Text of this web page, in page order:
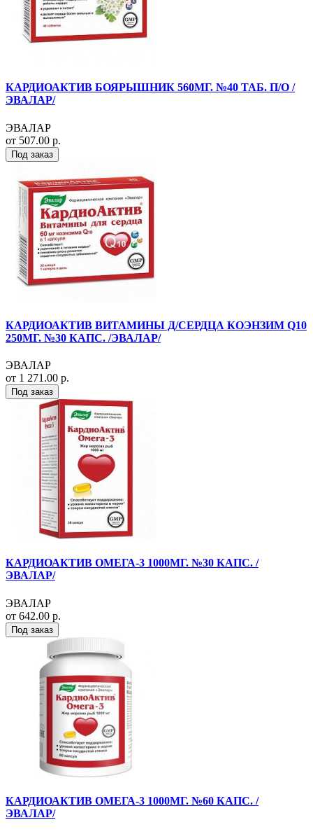
КАРДИОАКТИВ БОЯРЫШНИК 560МГ. №40 ТАБ. П/О /
ЭВАЛАР/
ЭВАЛАР
от 507.00 р.
Под заказ
КАРДИОАКТИВ ВИТАМИНЫ Д/СЕРДЦА КОЭНЗИМ Q10
250МГ. №30 КАПС. /ЭВАЛАР/
ЭВАЛАР
от 1 271.00 р.
Под заказ
КАРДИОАКТИВ ОМЕГА-3 1000МГ. №30 КАПС. /
ЭВАЛАР/
ЭВАЛАР
от 642.00 р.
Под заказ
КАРДИОАКТИВ ОМЕГА-3 1000МГ. №60 КАПС. /
ЭВАЛАР/